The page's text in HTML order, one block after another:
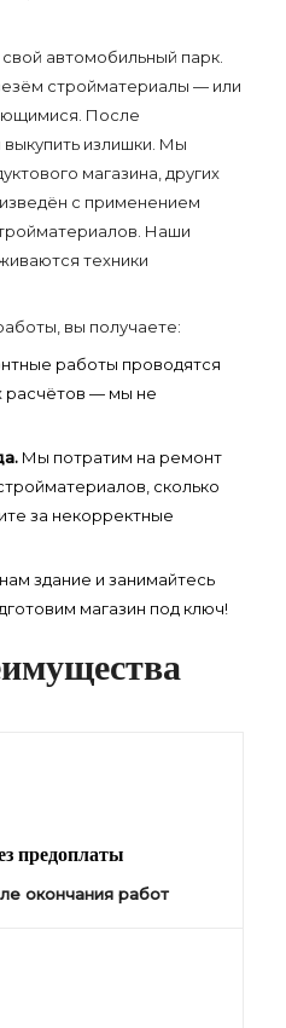
автомобильный парк.
стройматериалы — или
После
излишки. Мы
магазина, других
с применением
Наши
техники
вы получаете:
работы проводятся
расчётов — мы не
Мы потратим на ремонт
сколько
за некорректные
здание и занимайтесь
магазин под ключ!
предоплаты
окончания работ